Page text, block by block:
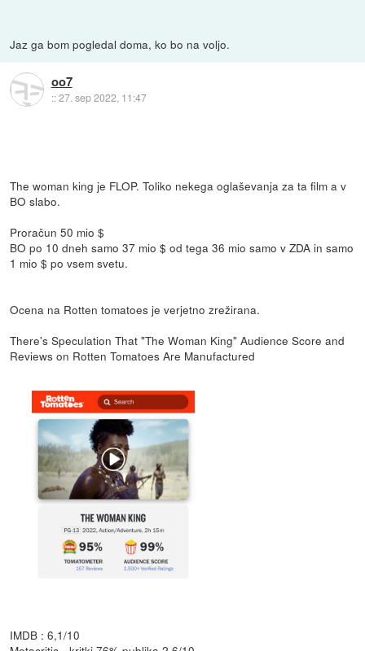
Jaz ga bom pogledal doma, ko bo na voljo.
oo7
::27. sep 2022, 11:47
The woman king je FLOP. Toliko nekega oglaševanja za ta film a v
BO slabo.
Proračun 50 mio $
BO po 10 dneh samo 37 mio $ od tega 36 mio samo v ZDA in samo
1 mio $ po vsem svetu.
Ocena na Rotten tomatoes je verjetno zrežirana.
There's Speculation That "The Woman King" Audience Score and
Reviews on Rotten Tomatoes Are Manufactured
IMDB : 6,1/10